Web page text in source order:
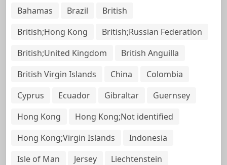
Bahamas Brazil
British
British;Hong Kong
British;Russian Federation
British;United Kingdom
British Anguilla
British Virgin Islands
China
Colombia
Cyprus
Ecuador Gibraltar
Guernsey
Hong Kong
Hong Kong;Not identified
Hong Kong;Virgin Islands
Indonesia
Isle of Man
Jersey
Liechtenstein